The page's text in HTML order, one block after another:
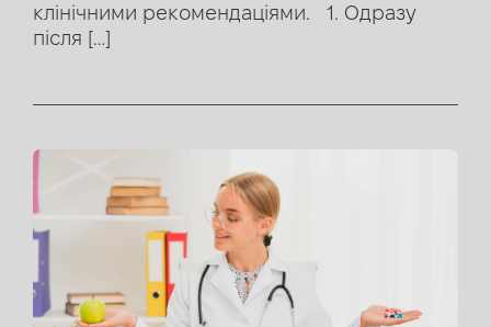
клінічними рекомендаціями. 1. Одразу
після […]